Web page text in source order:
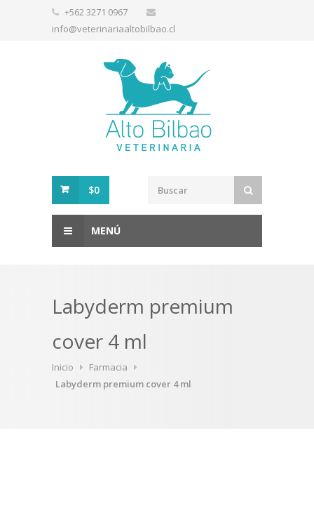
+562 3271 0967
info@veterinariaaltobilbao.cl
$0
MENÚ
Labyderm premium
cover 4 ml
Inicio
Farmacia
Labyderm premium cover 4 ml